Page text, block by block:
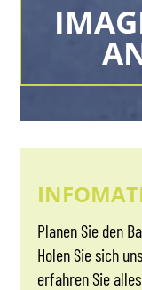
Planen Sie den
Holen Sie sich
erfahren Sie